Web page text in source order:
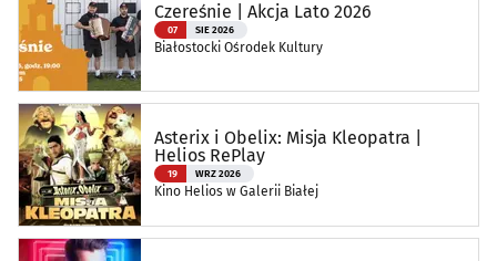
Czereśnie | Akcja Lato 2026
07 SIE 2026
Białostocki Ośrodek Kultury
Asterix i Obelix: Misja Kleopatra |
Helios RePlay
19 WRZ 2026
Kino Helios w Galerii Białej